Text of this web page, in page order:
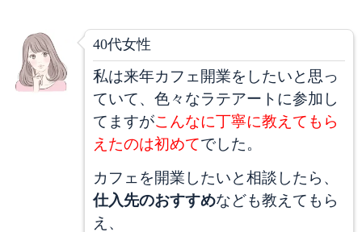
40代女性
私は来年カフェ開業をしたいと思っ
ていて、色々なラテアートに参加し
てますがこんなに丁寧に教えてもら
えたのは初めてでした。
カフェを開業したいと相談したら、
仕入先のおすすめなども教えてもら
え、